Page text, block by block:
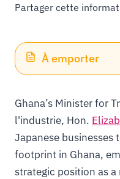
Partager cette
À emporter
Ghana’s Minister for
l'industrie, Hon.
Japanese
footprint in Ghana,
strategic position as